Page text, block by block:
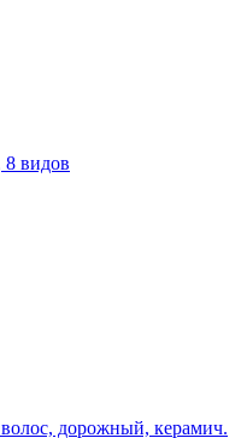
8 видов
дорожный, керамич.